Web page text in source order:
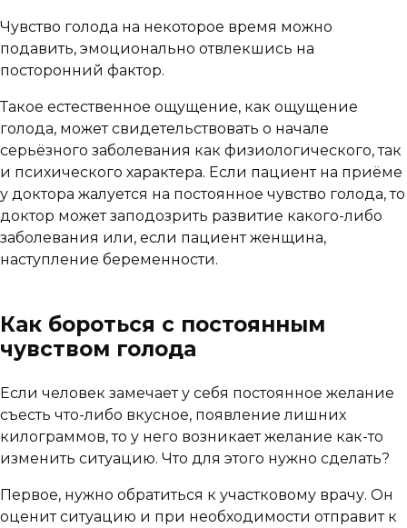
Чувство голода на некоторое время можно
подавить, эмоционально отвлекшись на
посторонний фактор.
Такое естественное ощущение, как ощущение
голода, может свидетельствовать о начале
серьёзного заболевания как физиологического, так
и психического характера. Если пациент на приёме
у доктора жалуется на постоянное чувство голода, то
доктор может заподозрить развитие какого-либо
заболевания или, если пациент женщина,
наступление беременности.
Как бороться с постоянным
чувством голода
Если человек замечает у себя постоянное желание
съесть что-либо вкусное, появление лишних
килограммов, то у него возникает желание как-то
изменить ситуацию. Что для этого нужно сделать?
Первое, нужно обратиться к участковому врачу. Он
оценит ситуацию и при необходимости отправит к